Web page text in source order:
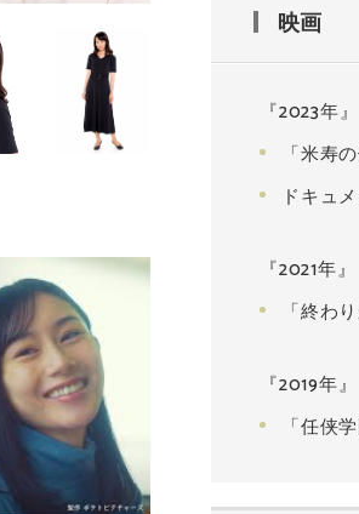
映画
『2023年』
「米寿
ドキュ
『2021年』
「終わ
『2019年』
「任侠